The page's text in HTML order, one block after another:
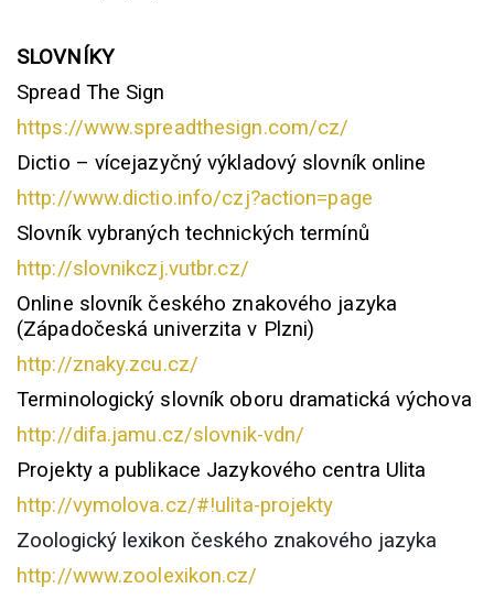
SLOVNÍKY
Spread The Sign
https://www.spreadthesign.com/cz/
Dictio – vícejazyčný výkladový slovník online
http://www.dictio.info/czj?action=page
Slovník vybraných technických termínů
http://slovnikczj.vutbr.cz/
Online slovník českého znakového jazyka
(Západočeská univerzita v Plzni)
http://znaky.zcu.cz/
Terminologický slovník oboru dramatická výchova
http://difa.jamu.cz/slovnik-vdn/
Projekty a publikace Jazykového centra Ulita
http://vymolova.cz/#!ulita-projekty
Zoologický lexikon českého znakového jazyka
http://www.zoolexikon.cz/